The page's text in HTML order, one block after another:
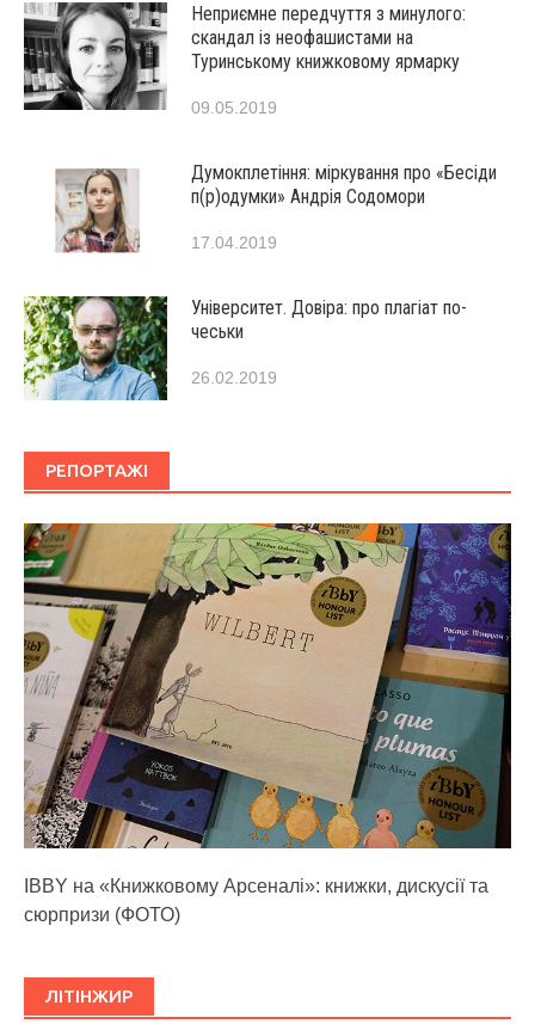
Неприємне передчуття з минулого:
скандал із неофашистами на
Туринському книжковому ярмарку
09.05.2019
Думокплетіння: міркування про «Бесіди
п(р)одумки» Андрія Содомори
17.04.2019
Університет. Довіра: про плагіат по-
чеськи
26.02.2019
РЕПОРТАЖІ
IBBY на «Книжковому Арсеналі»: книжки, дискусії та
сюрпризи (ФОТО)
ЛІТІНЖИР